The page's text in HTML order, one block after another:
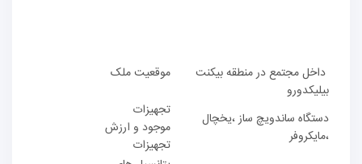
داخل مجتمع در منطقه بیکنت
بیلیکدورو
موقعیت ملک
دستگاه ساندویچ ساز ،یخچال
،مایکروفر
تجهیزات
موجود و ارزش
تجهیزات